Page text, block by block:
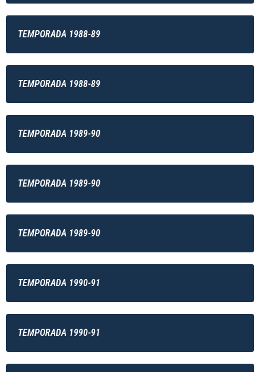
TEMPORADA 1988-89
TEMPORADA 1988-89
TEMPORADA 1989-90
TEMPORADA 1989-90
TEMPORADA 1989-90
TEMPORADA 1990-91
TEMPORADA 1990-91